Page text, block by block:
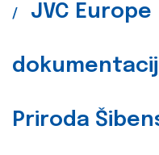
/ JVC Europe
Priroda